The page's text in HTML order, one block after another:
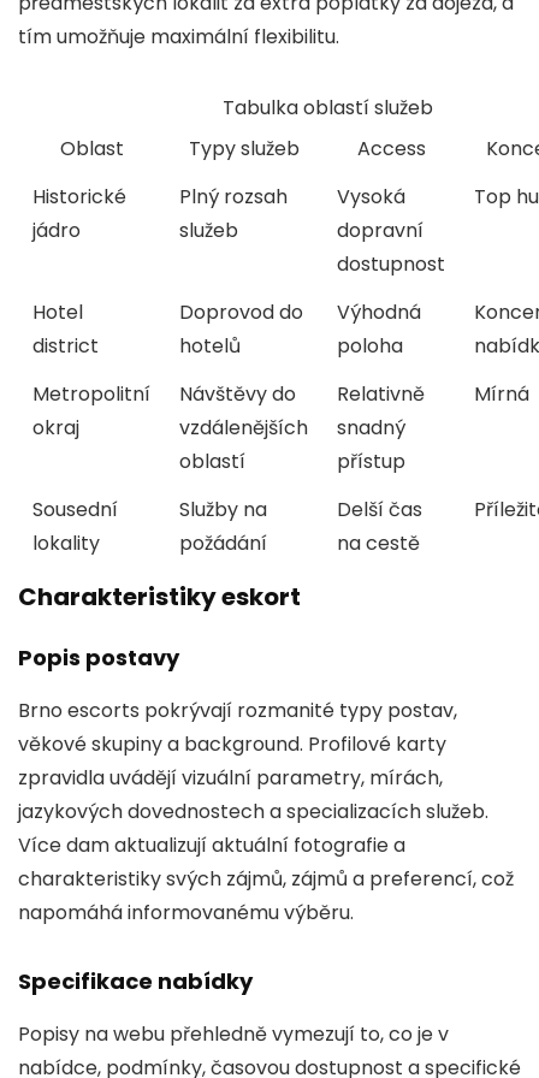
tím umožňuje maximální flexibilitu.
Tabulka oblastí služeb
Oblast
Typy služeb Access
Historické
jádro
Plný rozsah
služeb
Vysoká
dopravní
dostupnost
Top
Hotel
district
Doprovod do
hotelů
Výhodná
poloha
Metropolitní
okraj
Návštěvy do
vzdálenějších
oblastí
Relativně
snadný
přístup
Mírná
Sousední
lokality
Služby na
požádání
Delší čas
na cestě
Charakteristiky eskort
Popis postavy
Brno escorts pokrývají rozmanité typy postav,
věkové skupiny a background. Profilové karty
zpravidla uvádějí vizuální parametry, mírách,
jazykových dovednostech a specializacích služeb.
Více dam aktualizují aktuální fotografie a
charakteristiky svých zájmů, zájmů a preferencí, což
napomáhá informovanému výběru.
Specifikace nabídky
Popisy na webu přehledně vymezují to, co je v
nabídce, podmínky, časovou dostupnost a specifické